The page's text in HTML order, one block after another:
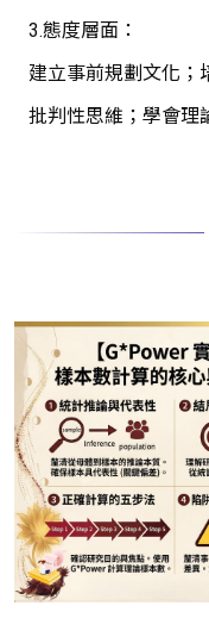
3.態度層面：
建立事前規劃文化；
批判性思維；學會理